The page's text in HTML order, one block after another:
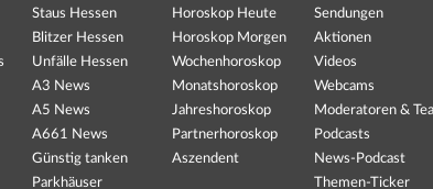
Staus Hessen
Blitzer Hessen
Unfälle Hessen
A3 News
A5 News
A661 News
Günstig tanken
Parkhäuser
Horoskop Heute
Horoskop Morgen
Wochenhoroskop
Monatshoroskop
Jahreshoroskop
Partnerhoroskop
Aszendent
Sendungen
Aktionen
Videos
Webcams
Moderatoren &
Podcasts
News-Podcast
Themen-Ticker